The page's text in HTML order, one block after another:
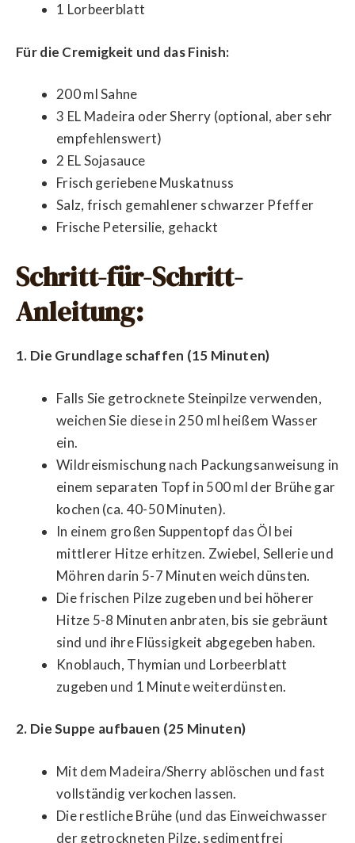
1 Lorbeerblatt
Für die Cremigkeit und das Finish:
200 ml Sahne
3 EL Madeira oder Sherry (optional, aber sehr
empfehlenswert)
2 EL Sojasauce
Frisch geriebene Muskatnuss
Salz, frisch gemahlener schwarzer Pfeffer
Frische Petersilie, gehackt
Schritt-für-Schritt-
Anleitung:
1. Die Grundlage schaffen (15 Minuten)
Falls Sie getrocknete Steinpilze verwenden,
weichen Sie diese in 250 ml heißem Wasser
ein.
Wildreismischung nach Packungsanweisung in
einem separaten Topf in 500 ml der Brühe gar
kochen (ca. 40-50 Minuten).
In einem großen Suppentopf das Öl bei
mittlerer Hitze erhitzen. Zwiebel, Sellerie und
Möhren darin 5-7 Minuten weich dünsten.
Die frischen Pilze zugeben und bei höherer
Hitze 5-8 Minuten anbraten, bis sie gebräunt
sind und ihre Flüssigkeit abgegeben haben.
Knoblauch, Thymian und Lorbeerblatt
zugeben und 1 Minute weiterdünsten.
2. Die Suppe aufbauen (25 Minuten)
Mit dem Madeira/Sherry ablöschen und fast
vollständig verkochen lassen.
Die restliche Brühe (und das Einweichwasser
der getrockneten Pilze, sedimentfrei